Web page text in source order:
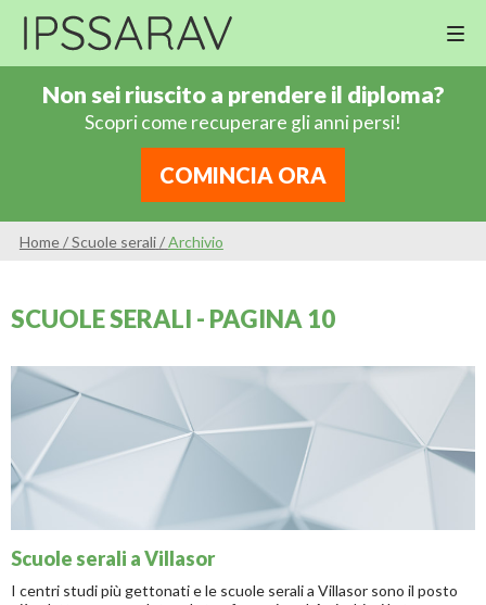
Non sei riuscito a prendere il diploma?
Scopri come recuperare gli anni persi!
COMINCIA ORA
Home/Scuole serali/Archivio
SCUOLE SERALI - PAGINA 10
Scuole serali a Villasor
I centri studi più gettonati e le scuole serali a Villasor sono il posto